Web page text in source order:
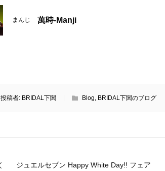
まんじ 萬時-Manji
投稿者: BRIDAL下関 Blog, BRIDAL下関のブログ
ジュエルセブン Happy White Day!! フェア